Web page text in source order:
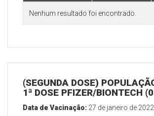
Nenhum resultado foi encontrado.
(SEGUNDA DOSE)
1ª DOSE PFIZER/BIONTECH
Data de Vacinação: 27 de janeiro de 2022